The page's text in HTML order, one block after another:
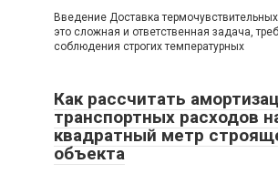
Введение Доставка
это сложная и ответственная задача,
соблюдения строгих температурных
Как рассчитать
транспортных расходов
квадратный метр
объекта